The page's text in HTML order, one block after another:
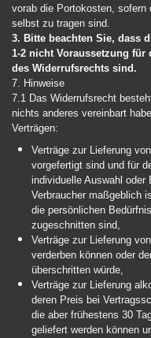
vorab die Portokosten, sofern
selbst zu tragen sind.
3. Bitte beachten Sie, dass
1-2 nicht Voraussetzung für
des Widerrufsrechts sind.
7. Hinweise
7.1 Das Widerrufsrecht
nichts anderes vereinbart
Verträgen:
Verträge zur Lieferung
vorgefertigt sind und für
individuelle Auswahl oder
Verbraucher maßgeblich
die persönlichen
zugeschnitten sind,
Verträge zur Lieferung
verderben können oder
überschritten würde,
Verträge zur Lieferung
deren Preis bei
die aber frühestens 30
geliefert werden können